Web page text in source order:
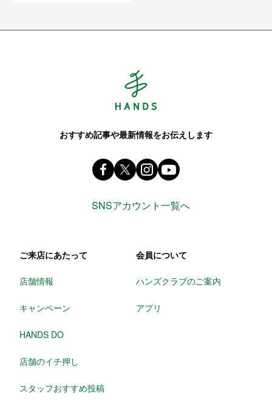
おすすめ記事や最新情報をお伝えします
Facebook ハンズ公式ファンページ
X(旧 twitter) @Hands_official_
instagram
SNSアカウント一覧へ
ご来店にあたって
店舗情報
キャンペーン
HANDS DO
店舗のイチ押し
スタッフおすすめ投稿
会員について
ハンズクラブのご案内
アプリ